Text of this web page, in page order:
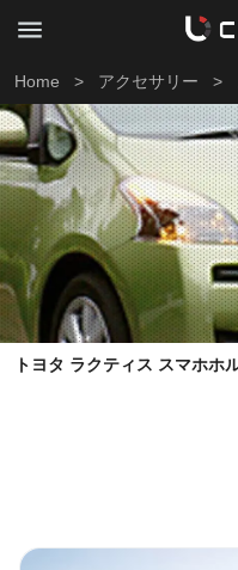
Home > アクセサリー >
トヨタ ラクティス スマホホ